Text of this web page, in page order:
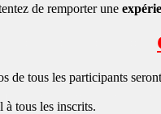
de remporter une
de tous les participants
à tous les inscrits.